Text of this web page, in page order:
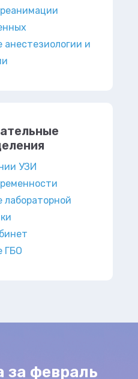
анестезиологии и
УЗИ
лабораторной
ГБО
за февраль